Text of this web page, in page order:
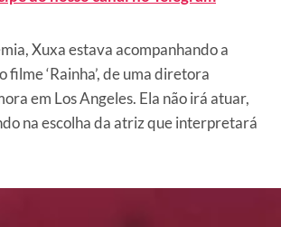
Xuxa estava acompanhando a
filme ‘Rainha’, de uma diretora
em Los Angeles. Ela não irá atuar,
na escolha da atriz que interpretará